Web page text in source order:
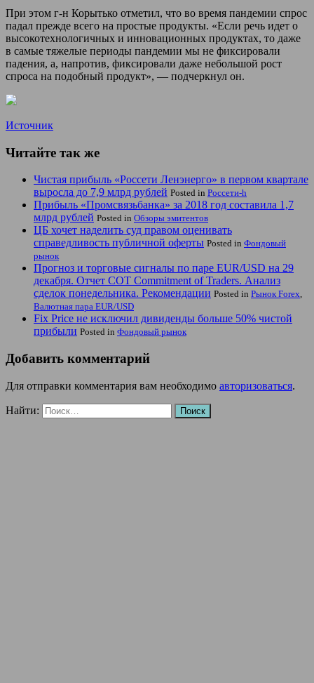
При этом г-н Корытько отметил, что во время пандемии спрос
падал прежде всего на простые продукты. «Если речь идет о
высокотехнологичных и инновационных продуктах, то даже
в самые тяжелые периоды пандемии мы не фиксировали
падения, а, напротив, фиксировали даже небольшой рост
спроса на подобный продукт», — подчеркнул он.
Источник
Читайте так же
Чистая прибыль «Россети Ленэнерго» в первом квартале
выросла до 7,9 млрд рублей Posted in Россети-h
Прибыль «Промсвязьбанка» за 2018 год составила 1,7
млрд рублей Posted in Обзоры эмитентов
ЦБ хочет наделить суд правом оценивать
справедливость публичной оферты Posted in Фондовый
рынок
Прогноз и торговые сигналы по паре EUR/USD на 29
декабря. Отчет COT Commitment of Traders. Анализ
сделок понедельника. Рекомендации Posted in Рынок Forex,
Валютная пара EUR/USD
Fix Price не исключил дивиденды больше 50% чистой
прибыли Posted in Фондовый рынок
Добавить комментарий
Для отправки комментария вам необходимо авторизоваться.
Найти: